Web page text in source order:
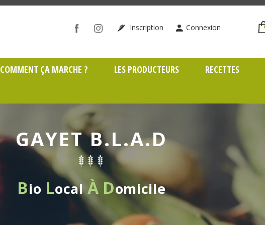
Inscription Connexion
COMMENT ÇA MARCHE ? LES PRODUCTEURS RECETTES
GAYET B.L.A.D
Bio LocalÀ Domicile